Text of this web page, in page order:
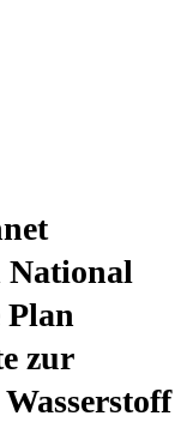
National
Plan
zur